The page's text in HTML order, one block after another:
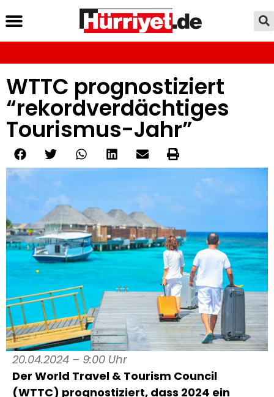
WTTC prognostiziert
“rekordverdächtiges
Tourismus-Jahr”
20.04.2024 – 9:00 Uhr
Der World Travel & Tourism Council
(WTTC) prognostiziert, dass 2024 ein